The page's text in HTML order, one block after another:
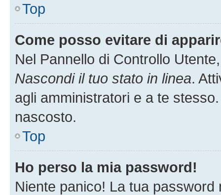
Top
Come posso evitare di
Nel Pannello di Controllo
Nascondi il tuo stato in linea.
agli amministratori e a te
nascosto.
Top
Ho perso la mia password!
Niente panico! La tua